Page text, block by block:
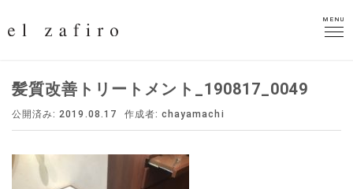
MENU
MENU
髪質改善トリートメント_190817_0049
公開済み: 2019.08.17 作成者:chayamachi